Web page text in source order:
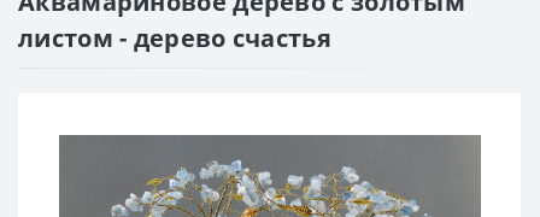
листом - дерево счастья